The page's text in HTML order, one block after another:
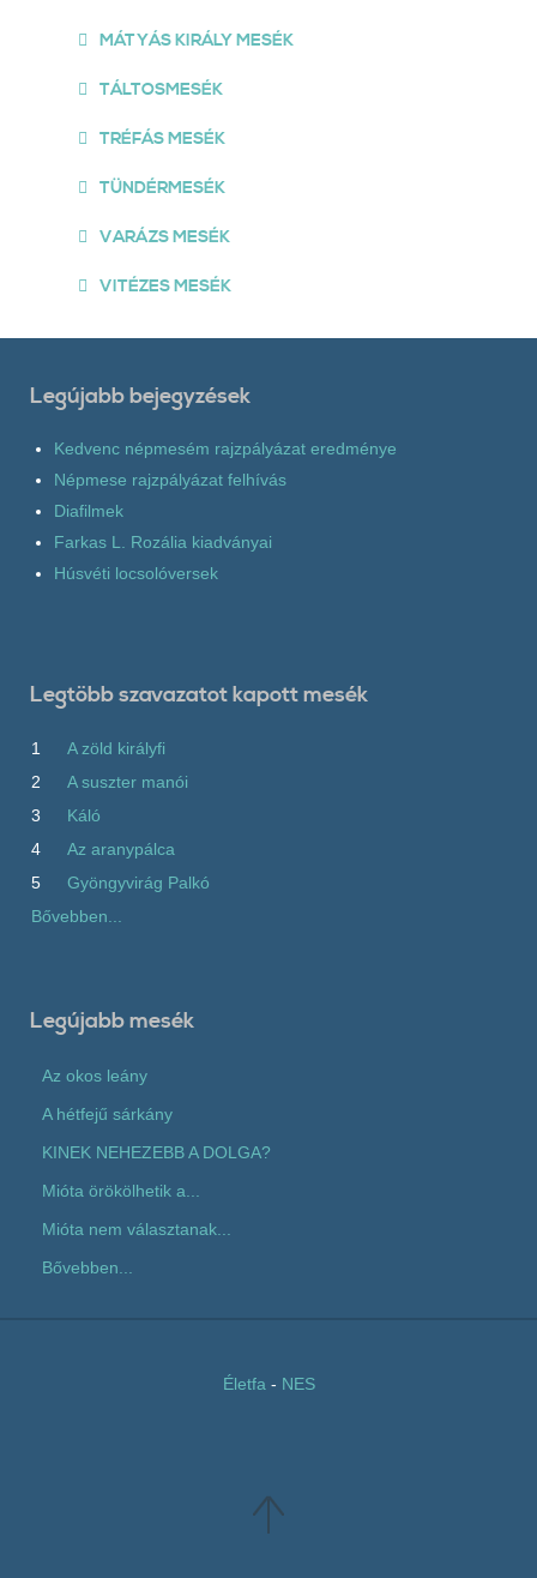
MÁTYÁS KIRÁLY MESÉK
TÁLTOSMESÉK
TRÉFÁS MESÉK
TÜNDÉRMESÉK
VARÁZS MESÉK
VITÉZES MESÉK
Legújabb bejegyzések
Kedvenc népmesém rajzpályázat eredménye
Népmese rajzpályázat felhívás
Diafilmek
Farkas L. Rozália kiadványai
Húsvéti locsolóversek
Legtöbb szavazatot kapott mesék
1
A zöld királyfi
2
A suszter manói
3
Káló
4
Az aranypálca
5
Gyöngyvirág Palkó
Bővebben...
Legújabb mesék
Az okos leány
A hétfejű sárkány
KINEK NEHEZEBB A DOLGA?
Mióta örökölhetik a...
Mióta nem választanak...
Bővebben...
Életfa - NES